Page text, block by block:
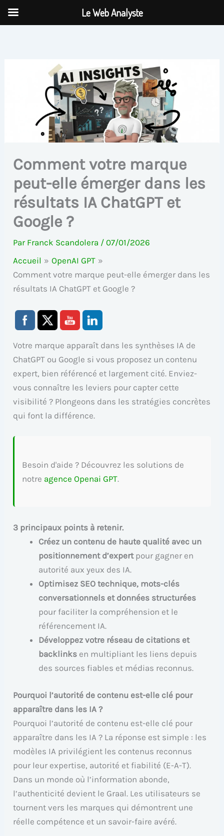
Aller
Comment votre marque
peut-elle émerger dans les
résultats IA ChatGPT et
Google ?
Par Franck Scandolera /07/01/2026
Accueil
OpenAI GPT
Comment votre marque peut-elle émerger dans les
résultats IA ChatGPT et Google ?
Votre marque apparaît dans les synthèses IA de
ChatGPT ou Google si vous proposez un contenu
expert, bien référencé et largement cité. Enviez-
vous connaître les leviers pour capter cette
visibilité ? Plongeons dans les stratégies concrètes
qui font la différence.
Besoin d'aide ? Découvrez les solutions de
notre agence Openai GPT.
3 principaux points à retenir.
Créez un contenu de haute qualité avec un
positionnement d’expertpour gagner en
autorité aux yeux des IA.
Optimisez SEO technique, mots-clés
conversationnels et données structurées
pour faciliter la compréhension et le
référencement IA.
Développez votre réseau de citations et
backlinks en multipliant les liens depuis
des sources fiables et médias reconnus.
Pourquoi l’autorité de contenu est-elle clé pour
apparaître dans les IA ?
Pourquoi l’autorité de contenu est-elle clé pour
apparaître dans les IA ? La réponse est simple : les
modèles IA privilégient les contenus reconnus
pour leur expertise, autorité et fiabilité (E-A-T).
Dans un monde où l’information abonde,
l’authenticité devient le Graal. Les utilisateurs se
tournent vers les marques qui démontrent une
réelle compétence et un savoir-faire avéré.
Le Web Analyste